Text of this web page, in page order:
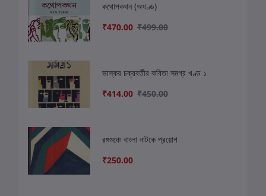
কথোপকথন (অখণ্ড)
₹470.00 ₹499.00
ভাস্কর চক্রবর্তীর কবিতা সমগ্র খণ্ড ১
₹414.00 ₹450.00
রঙ্গমঞ্চে বাংলা নাটকে প্রয়োগ
₹250.00